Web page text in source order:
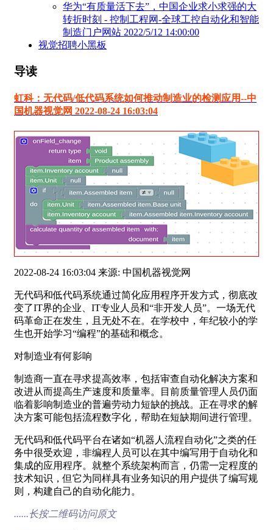
华为“有质量活下去”，中国企业求小求强的大
转折时刻 - 控制工程网-全球工控自动化和智能
制造门户网站 2022/5/12 14:00:00
视觉招聘小黑板
导读
虹科：无代码/低代码系统如何推动制造业的检测应用--中
国机器视觉网 2022-08-24 16:03:04
2022-08-24 16:03:04 来源: 中国机器视觉网
无代码和低代码系统通过简化应用程序开发方式，彻底改
变了IT界的企业、IT专业人员和“非开发人员”。一场无代
码革命正在发生，且无处不在。在学校中，年纪较小的学
生也开始学习“编程”的基础和概念。
对制造业有何影响
制造商一直在寻求提高效率，包括审查自动化解决方案和
改进从而提高生产速度和质量率。目前质量管理人员仍面
临着影响制造业的普遍劳动力短缺的挑战。正在寻求的解
决方案可能包括流程数字化，帮助在短缺期间进行管理。
无代码和低代码平台在诸如“机器人流程自动化”之类的任
务中很受欢迎，非编程人员可以在其中编写用于自动化和
集成的应用程序。就整个系统架构而言，仍需一定程度的
技术知识，但它为同样具有业务知识的用户提供了编写规
则，构建自己的自动化能力。
......长按二维码访问原文